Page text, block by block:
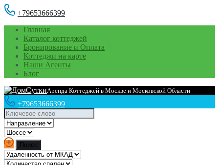
+79653666399
Главная
Каталог коттеджей
Бронирование и Оплата
Коттеджи на карте
Наши Агенты
Блог
Аренда Коттеджей в Москве и Московской Области
+79653666399